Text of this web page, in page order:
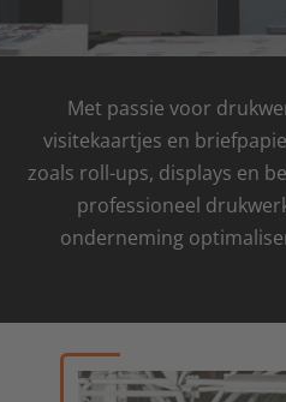
Met passie voor
visitekaartjes en
zoals roll-ups, displays en
professioneel
onderneming